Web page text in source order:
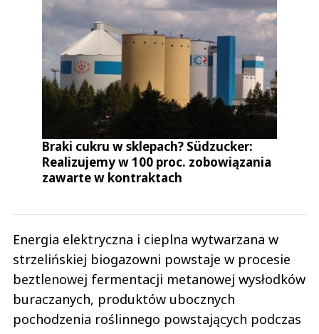
Braki cukru w sklepach? Südzucker:
Realizujemy w 100 proc. zobowiązania
zawarte w kontraktach
Energia elektryczna i cieplna wytwarzana w
strzelińskiej biogazowni powstaje w procesie
beztlenowej fermentacji metanowej wysłodków
buraczanych, produktów ubocznych
pochodzenia roślinnego powstających podczas